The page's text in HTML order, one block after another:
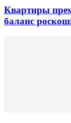
Квартиры
баланс